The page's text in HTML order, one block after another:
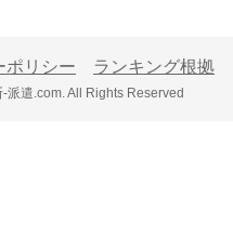
ポリシー ランキング根拠
遣.com. All Rights Reserved